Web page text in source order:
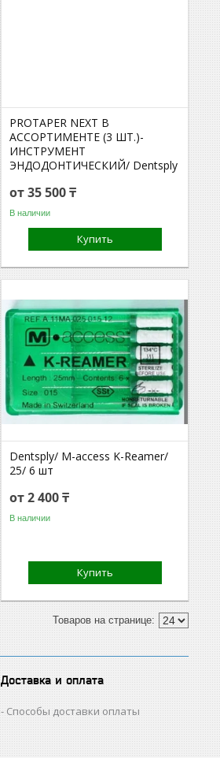
PROTAPER NEXT В
АССОРТИМЕНТЕ (3 ШТ.)-
ИНСТРУМЕНТ
ЭНДОДОНТИЧЕСКИЙ/ Dentsply
от 35 500 ₸
В наличии
Купить
Dentsply/ M-access K-Reamer/
25/ 6 шт
от 2 400 ₸
В наличии
Купить
Доставка и оплата
Способы доставки оплаты